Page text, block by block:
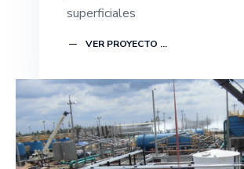
superficiales
VER PROYECTO ...